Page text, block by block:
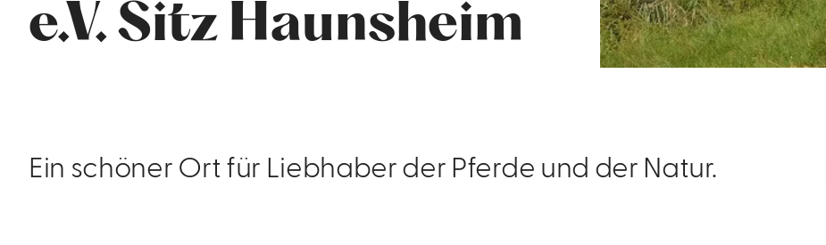
e.V. Sitz Haunsheim
Ein schöner Ort für Liebhaber der Pferde und der Natur.